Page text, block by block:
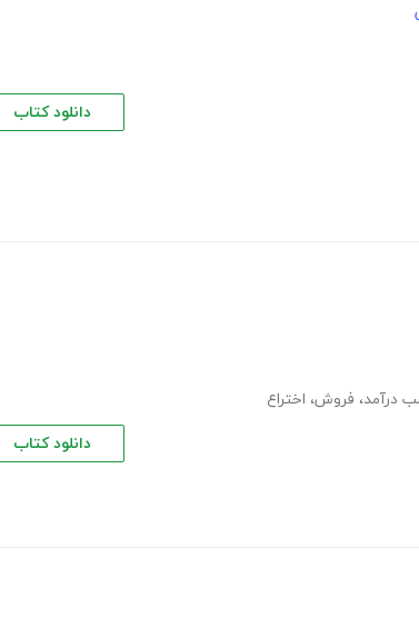
دانلود کتاب
درآمد، فروش، اختراع
دانلود کتاب